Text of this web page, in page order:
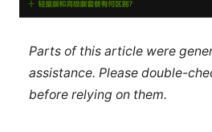
Parts of this article were
assistance. Please double-
before relying on them.